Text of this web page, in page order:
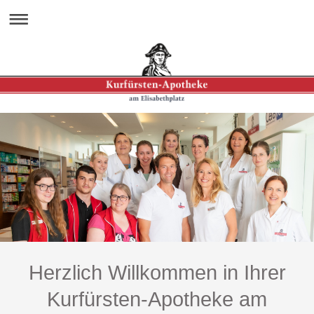
Herzlich Willkommen in Ihrer
Kurfürsten-Apotheke am